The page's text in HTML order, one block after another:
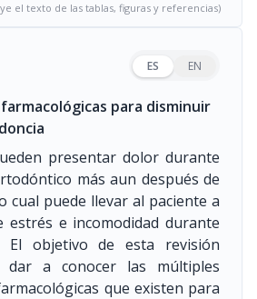
el texto de las tablas, figuras y referencias)
ES EN
para disminuir
presentar dolor durante
más aun después de
cual puede llevar al paciente a
estrés e incomodidad durante
El objetivo de esta revisión
dar a conocer las múltiples
que existen para